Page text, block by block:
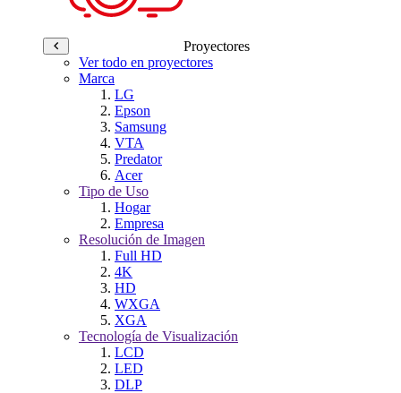
Proyectores
Ver todo en proyectores
Marca
LG
Epson
Samsung
VTA
Predator
Acer
Tipo de Uso
Hogar
Empresa
Resolución de Imagen
Full HD
4K
HD
WXGA
XGA
Tecnología de Visualización
LCD
LED
DLP